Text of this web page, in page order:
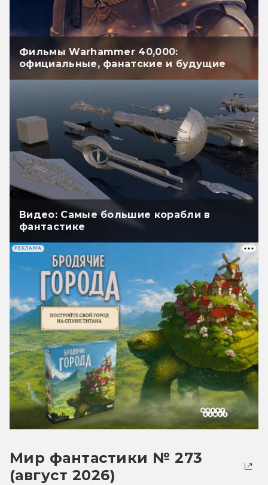
Фильмы Warhammer 40,000:
официальные, фанатские и будущие
Видео: Самые большие корабли в
фантастике
РЕКЛАМА
Мир фантастики № 273
(август 2026)